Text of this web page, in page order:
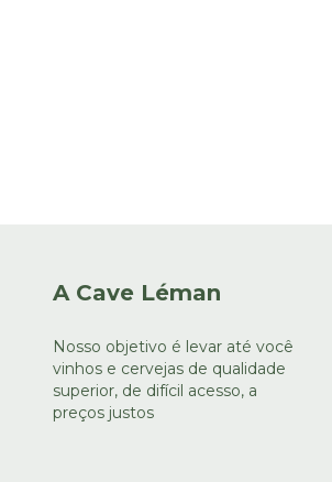
A Cave Léman
Nosso objetivo é levar até você
vinhos e cervejas de qualidade
superior, de difícil acesso, a
preços justos